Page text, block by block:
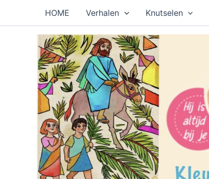
HOME Verhalen Knutselen